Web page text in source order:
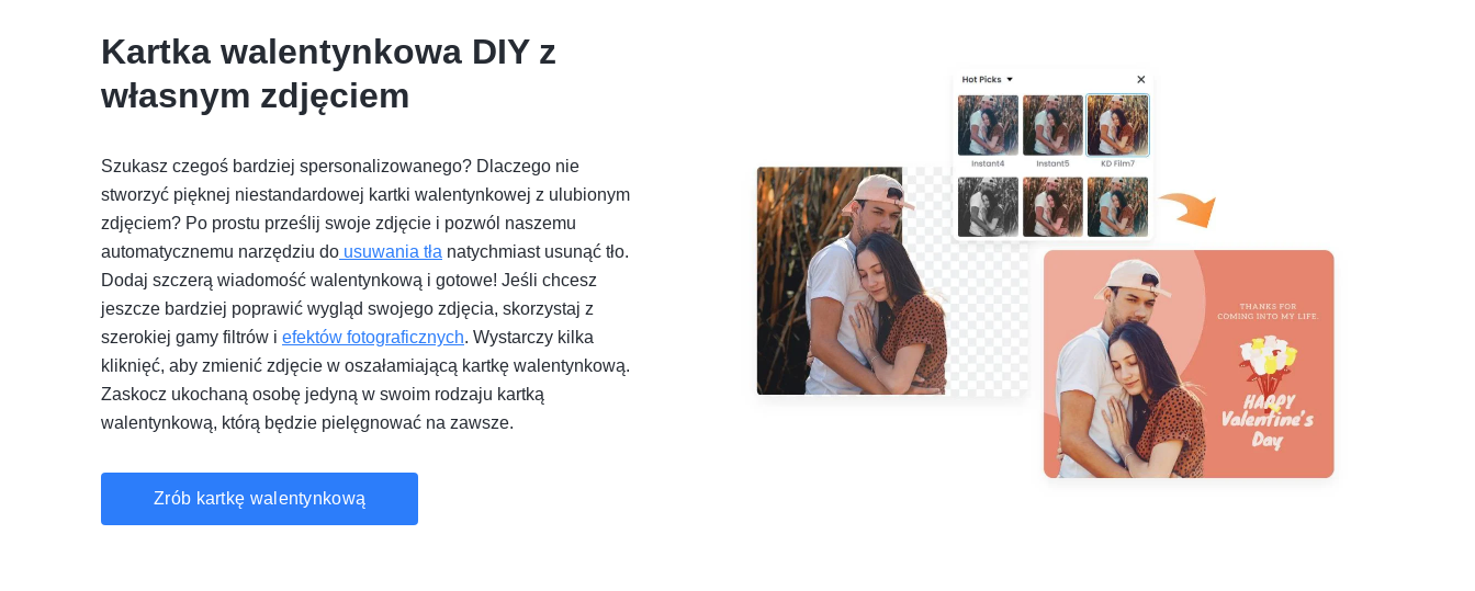
Kartka walentynkowa DIY z
własnym zdjęciem
Szukasz czegoś bardziej spersonalizowanego? Dlaczego nie
stworzyć pięknej niestandardowej kartki walentynkowej z ulubionym
zdjęciem? Po prostu prześlij swoje zdjęcie i pozwól naszemu
automatycznemu narzędziu do usuwania tła natychmiast usunąć tło.
Dodaj szczerą wiadomość walentynkową i gotowe! Jeśli chcesz
jeszcze bardziej poprawić wygląd swojego zdjęcia, skorzystaj z
szerokiej gamy filtrów i efektów fotograficznych. Wystarczy kilka
kliknięć, aby zmienić zdjęcie w oszałamiającą kartkę walentynkową.
Zaskocz ukochaną osobę jedyną w swoim rodzaju kartką
walentynkową, którą będzie pielęgnować na zawsze.
Zrób kartkę walentynkową